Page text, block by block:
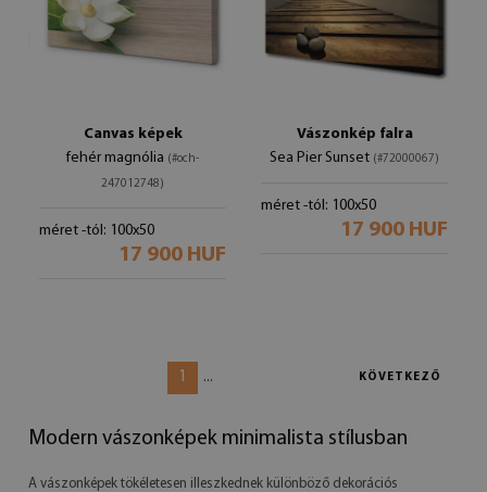
Canvas képek
fehér magnólia (#och-
247012748)
méret -tól: 100x50
17 900 HUF
Vászonkép falra
Sea Pier Sunset (#72000067)
méret -tól: 100x50
17 900 HUF
1 ... KÖVETKEZŐ
Modern vászonképek minimalista stílusban
A vászonképek tökéletesen illeszkednek különböző dekorációs